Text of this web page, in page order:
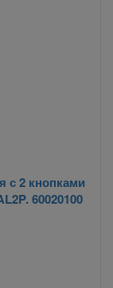
с 2 кнопками
60020100